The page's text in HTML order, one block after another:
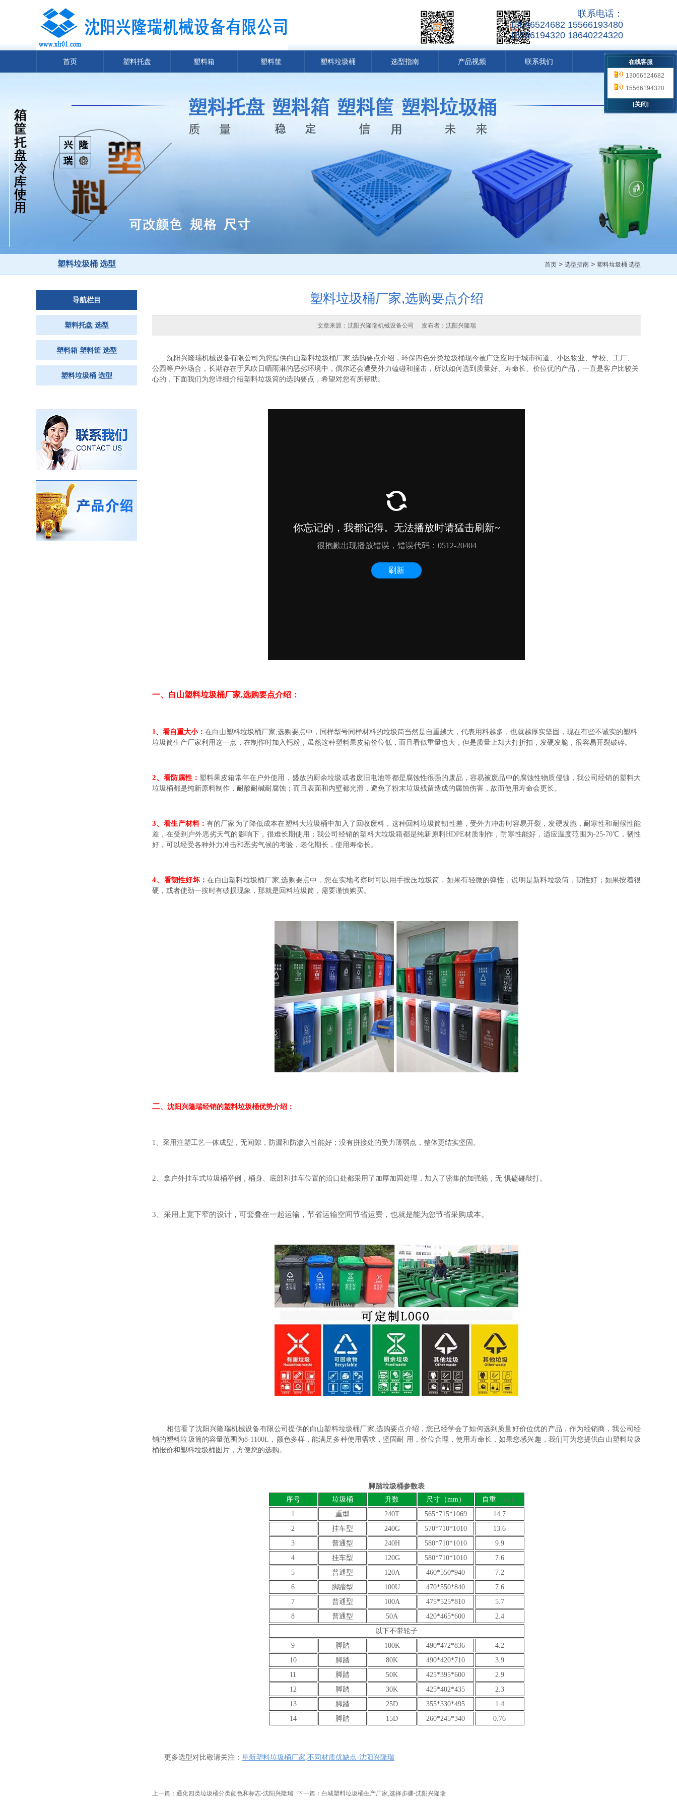
联系电话：
13066524682 15566193480
15566194320 18640224320
首页 塑料托盘 塑料箱 塑料筐 塑料垃圾桶 选型指南 产品视频 联系我们
塑料垃圾桶 选型 首页 > 选型指南 > 塑料垃圾桶 选型
导航栏目
塑料托盘 选型
塑料箱 塑料筐 选型
塑料垃圾桶 选型
塑料垃圾桶厂家,选购要点介绍
文章来源：沈阳兴隆瑞机械设备公司 发布者：沈阳兴隆瑞
沈阳兴隆瑞机械设备有限公司为您提供白山塑料垃圾桶厂家,选购要点介绍，环保四色分类垃圾桶现今被广泛应用于城市街道、小区物业、学校、工厂、
公园等户外场合，长期存在于风吹日晒雨淋的恶劣环境中，偶尔还会遭受外力磕碰和撞击，所以如何选到质量好、寿命长、价位优的产品，一直是客户比较关
心的，下面我们为您详细介绍塑料垃圾筒的选购要点，希望对您有所帮助。
一、 白山塑料垃圾桶厂家,选购要点介绍：
1、 看自重大小： 在白山塑料垃圾桶厂家,选购要点中，同样型号同样材料的垃圾筒当然是自重越大，代表用料越多，也就越厚实坚固，现在有些不诚实的塑料
垃圾筒生产厂家利用这一点，在制作时加入钙粉，虽然这种塑料果皮箱价位低，而且看似重量也大，但是质量上却大打折扣，发硬发脆，很容易开裂破碎。
2、看防腐性： 塑料果皮箱常年在户外使用，盛放的厨余垃圾或者废旧电池等都是腐蚀性很强的废品，容易被废品中的腐蚀性物质侵蚀，我公司经销的塑料大
垃圾桶都是纯新原料制作，耐酸耐碱耐腐蚀；而且表面和内壁都光滑，避免了粉末垃圾残留造成的腐蚀伤害，故而使用寿命会更长。
3、看生产材料：有的厂家为了降低成本在塑料大垃圾桶中加入了回收废料，这种回料垃圾筒韧性差，受外力冲击时容易开裂，发硬发脆，耐寒性和耐候性能
差，在受到户外恶劣天气的影响下，很难长期使用；我公司经销的塑料大垃圾箱都是纯新原料HDPE材质制作，耐寒性能好，适应温度范围为-25-70℃，韧性
好，可以经受各种外力冲击和恶劣气候的考验，老化期长，使用寿命长。
4、 看韧性好坏：在白山塑料垃圾桶厂家,选购要点中，您在实地考察时可以用手按压垃圾筒，如果有轻微的弹性，说明是新料垃圾筒，韧性好；如果按着很
硬，或者使劲一按时有破损现象，那就是回料垃圾筒，需要谨慎购买。
二、 沈阳兴隆瑞经销的塑料垃圾桶优势介绍：
1、 采用注塑工艺一体成型，无间隙，防漏和防渗入性能好；没有拼接处的受力薄弱点，整体更结实坚固。
2、 拿户外挂车式垃圾桶举例，桶身、底部和挂车位置的沿口处都采用了加厚加固处理，加入了密集的加强筋，无 惧磕碰敲打。
3、 采用上宽下窄的设计，可套叠在一起运输，节省运输空间节省运费，也就是能为您节省采购成本。
相信看了沈阳兴隆瑞机械设备有限公司提供的白山塑料垃圾桶厂家,选购要点介绍，您已经学会了如何选到质量好价位优的产品，作为经销商，我公司经
销的塑料垃圾筒的容量范围为8-1100L，颜色多样，能满足多种使用需求，坚固耐 用，价位合理，使用寿命长，如果您感兴趣，我们可为您提供白山塑料垃圾
桶报价和塑料垃圾桶图片，方便您的选购。
脚踏垃圾桶参数表
序号 垃圾桶 升数 尺寸（mm） 自重（kg）
1
重型 240T 565*715*1069
14.7
2
挂车型 240G 570*710*1010
13.6
3
普通型 240H 580*710*1010
9.9
4
挂车型 120G 580*710*1010
7.6
5
普通型 120A 460*550*940
7.2
6
脚踏型 100U 470*550*840
7.6
7
普通型 100A 475*525*810
5.7
8
普通型 50A 420*465*600
2.4
以下不带轮子
9
脚踏 100K 490*472*836
4.2
10
脚踏 80K 490*420*710
3.9
11
脚踏 50K 425*395*600
2.9
12
脚踏 30K 425*402*435
2.3
13
脚踏 25D 355*330*495
1.4
14
脚踏 15D 260*245*340 0.76
更多选型对比敬请关注： 阜新塑料垃圾桶厂家,不同材质优缺点-沈阳兴隆瑞
上一篇：通化四类垃圾桶分类颜色和标志-沈阳兴隆瑞 下一篇：白城塑料垃圾桶生产厂家,选择步骤-沈阳兴隆瑞
在线客服
13066524682
15566193480
15566194320
18640224320
[关闭]